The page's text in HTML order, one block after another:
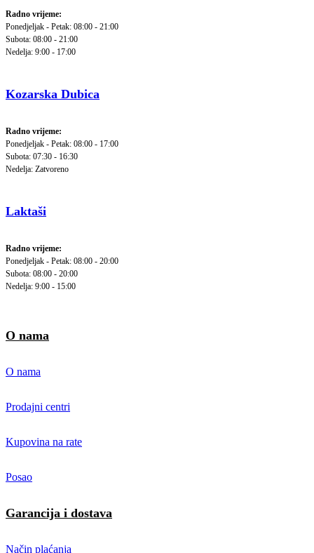
Radno vrijeme:
Ponedjeljak - Petak: 08:00 - 21:00
Subota: 08:00 - 21:00
Nedelja: 9:00 - 17:00
Kozarska Dubica
Radno vrijeme:
Ponedjeljak - Petak: 08:00 - 17:00
Subota: 07:30 - 16:30
Nedelja: Zatvoreno
Laktaši
Radno vrijeme:
Ponedjeljak - Petak: 08:00 - 20:00
Subota: 08:00 - 20:00
Nedelja: 9:00 - 15:00
O nama
O nama
Prodajni centri
Kupovina na rate
Posao
Garancija i dostava
Način plaćanja